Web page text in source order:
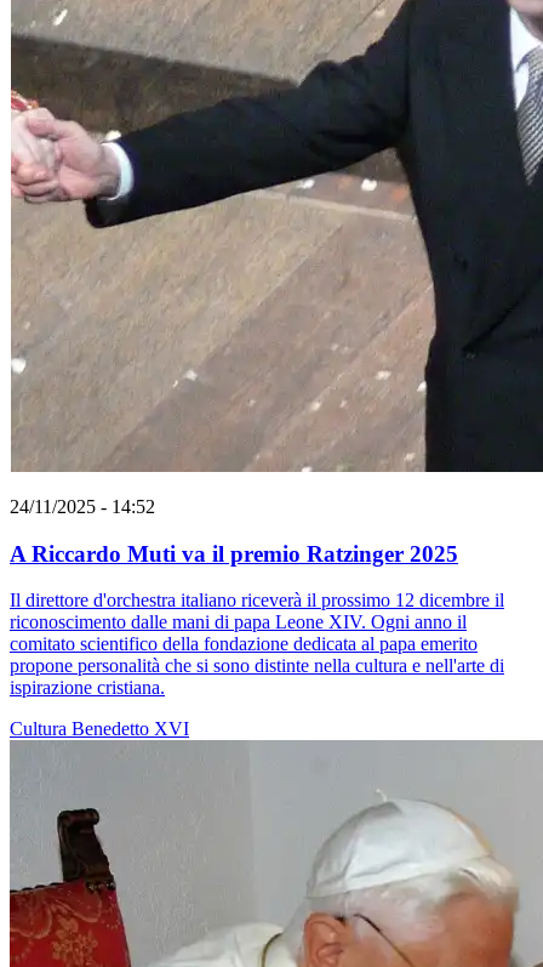
24/11/2025 - 14:52
A Riccardo Muti va il premio Ratzinger 2025
Il direttore d'orchestra italiano riceverà il prossimo 12 dicembre il
riconoscimento dalle mani di papa Leone XIV. Ogni anno il
comitato scientifico della fondazione dedicata al papa emerito
propone personalità che si sono distinte nella cultura e nell'arte di
ispirazione cristiana.
Cultura Benedetto XVI